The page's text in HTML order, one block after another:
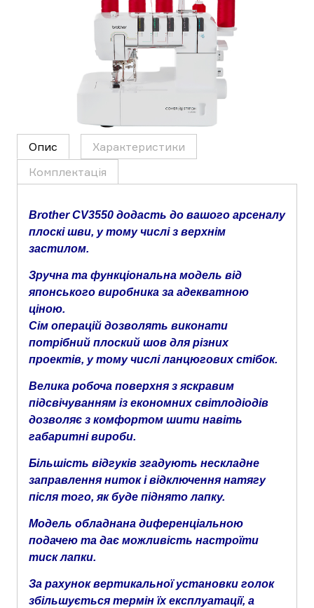
Опис
Характеристики
Комплектація
Brother CV3550 додасть до вашого арсеналу
плоскі шви, у тому числі з верхнім
застилом.
Зручна та функціональна модель від
японського виробника за адекватною
ціною.
Сім операцій дозволять виконати
потрібний плоский шов для різних
проектів, у тому числі ланцюгових стібок.
Велика робоча поверхня з яскравим
підсвічуванням із економних світлодіодів
дозволяє з комфортом шити навіть
габаритні вироби.
Більшість відгуків згадують нескладне
заправлення ниток і відключення натягу
після того, як буде піднято лапку.
Модель обладнана диференціальною
подачею та дає можливість настроїти
тиск лапки.
За рахунок вертикальної установки голок
збільшується термін їх експлуатації, а